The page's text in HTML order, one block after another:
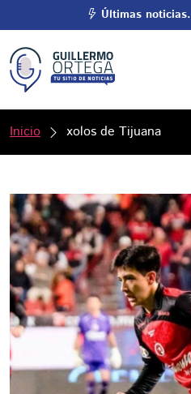
Últimas noticias.
Inicio xolos de Tijuana